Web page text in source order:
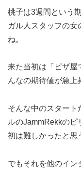
桃子は3週間という
ガル人スタッフの女
ね。
来た当初は「ピザ屋
んなの期待値が急上
そんな中のスタート
ルのJammRekkのピ
初は難しかったと思
でもそれを他のイン